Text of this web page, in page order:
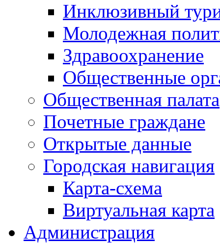
Инклюзивный
Молодежная
Здравоохранение
Общественные
Общественная палата
Почетные граждане
Открытые данные
Городская навигация
Карта-схема
Виртуальная карта
Администрация